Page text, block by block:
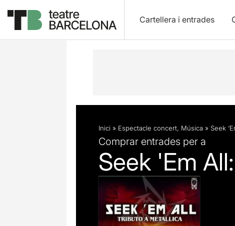
Cartellera i entrades
Descripció Fitxa artística
Inici » Espectacle concert, Música » Seek
Comprar entrades per a
Seek 'Em